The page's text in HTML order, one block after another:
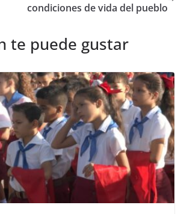
condiciones de vida del pueblo
te puede gustar